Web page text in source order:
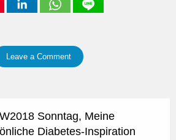
Leave a Comment
Sonntag, Meine
Diabetes-Inspiration